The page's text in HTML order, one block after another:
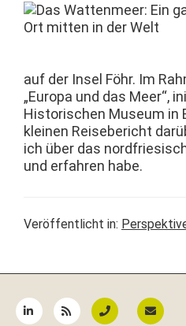
auf der Insel Föhr. Im
„Europa und das Meer“,
His­torischen Muse­um in
kleinen Reise­bericht
ich über das
und erfahren habe.
Veröffentlicht in: